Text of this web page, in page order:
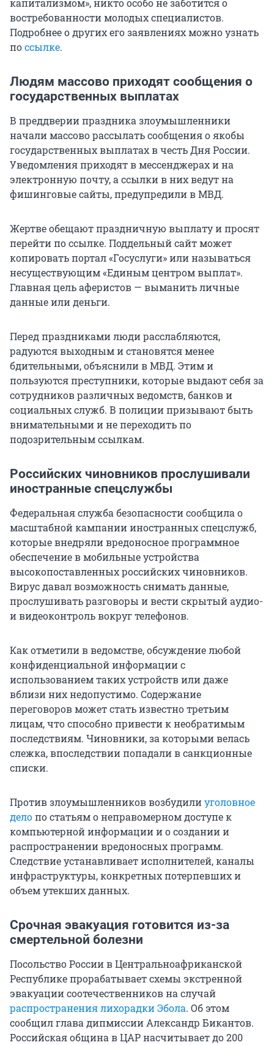
капитализмом», никто особо не заботится о
востребованности молодых специалистов.
Подробнее о других его заявлениях можно узнать
поссылке.
Людям массово приходят сообщения о
государственных выплатах
В преддверии праздника злоумышленники
начали массово рассылать сообщения о якобы
государственных выплатах в честь Дня России.
Уведомления приходят в мессенджерах и на
электронную почту, а ссылки в них ведут на
фишинговые сайты, предупредили в МВД.
Жертве обещают праздничную выплату и просят
перейти по ссылке. Поддельный сайт может
копировать портал «Госуслуги» или называться
несуществующим «Единым центром выплат».
Главная цель аферистов — выманить личные
данные или деньги.
Перед праздниками люди расслабляются,
радуются выходным и становятся менее
бдительными, объяснили в МВД. Этим и
пользуются преступники, которые выдают себя за
сотрудников различных ведомств, банков и
социальных служб. В полиции призывают быть
внимательными и не переходить по
подозрительным ссылкам.
Российских чиновников прослушивали
иностранные спецслужбы
Федеральная служба безопасности сообщила о
масштабной кампании иностранных спецслужб,
которые внедряли вредоносное программное
обеспечение в мобильные устройства
высокопоставленных российских чиновников.
Вирус давал возможность снимать данные,
прослушивать разговоры и вести скрытый аудио-
и видеоконтроль вокруг телефонов.
Как отметили в ведомстве, обсуждение любой
конфиденциальной информации с
использованием таких устройств или даже
вблизи них недопустимо. Содержание
переговоров может стать известно третьим
лицам, что способно привести к необратимым
последствиям. Чиновники, за которыми велась
слежка, впоследствии попадали в санкционные
списки.
Против злоумышленников возбудилиуголовное
делопо статьям о неправомерном доступе к
компьютерной информации и о создании и
распространении вредоносных программ.
Следствие устанавливает исполнителей, каналы
инфраструктуры, конкретных потерпевших и
объем утекших данных.
Срочная эвакуация готовится из-за
смертельной болезни
Посольство России в Центральноафриканской
Республике прорабатывает схемы экстренной
эвакуации соотечественников на случай
распространения лихорадки Эбола. Об этом
сообщил глава дипмиссии Александр Бикантов.
Российская община в ЦАР насчитывает до 200